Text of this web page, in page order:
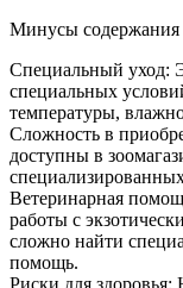
Минусы содержания
Специальный уход:
специальных
температуры,
Сложность в
доступны в
Ветеринарная
работы с
сложно найти
помощь.
Риски для